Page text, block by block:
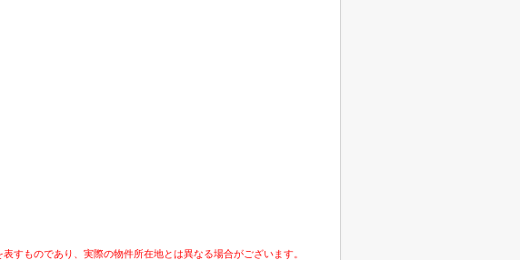
すものであり、実際の物件所在地とは異なる場合がございます。